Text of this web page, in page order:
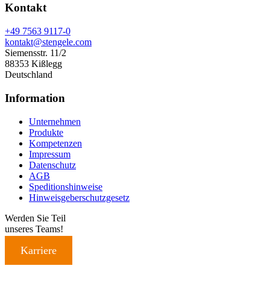
Kontakt
+49 7563 9117-0
kontakt@stengele.com
Siemensstr. 11/2
88353 Kißlegg
Deutschland
Information
Unternehmen
Produkte
Kompetenzen
Impressum
Datenschutz
AGB
Speditionshinweise
Hinweisgeberschutzgesetz
Werden Sie Teil
unseres Teams!
Karriere